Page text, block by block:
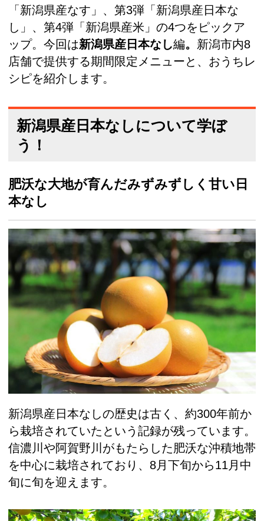
「新潟県産なす」、第3弾「新潟県産日本な
し」、第4弾「新潟県産米」の4つをピックア
ップ。今回は新潟県産日本なし編。 新潟市内8
店舗で提供する期間限定メニューと、おうちレ
シピを紹介します。
新潟県産日本なしについて学ぼ
う！
肥沃な大地が育んだみずみずしく甘い日
本なし
新潟県産日本なしの歴史は古く、約300年前か
ら栽培されていたという記録が残っています。
信濃川や阿賀野川がもたらした肥沃な沖積地帯
を中心に栽培されており、8月下旬から11月中
旬に旬を迎えます。